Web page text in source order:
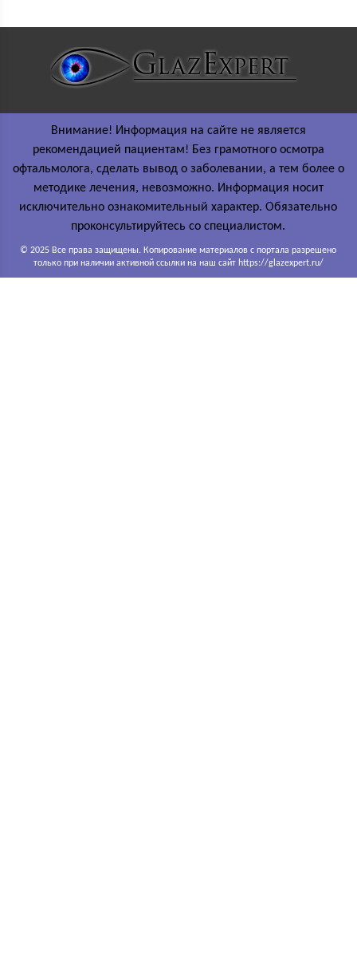
Внимание! Информация на сайте не является
рекомендацией пациентам! Без грамотного осмотра
офтальмолога, сделать вывод о заболевании, а тем более о
методике лечения, невозможно. Информация носит
исключительно ознакомительный характер. Обязательно
проконсультируйтесь со специалистом.
© 2025 Все права защищены. Копирование материалов с портала разрешено
только при наличии активной ссылки на наш сайт https://glazexpert.ru/